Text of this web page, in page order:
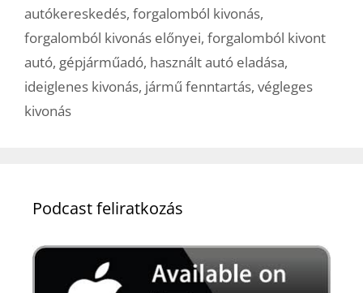
autókereskedés, forgalomból kivonás,
forgalomból kivonás előnyei, forgalomból kivont
autó, gépjárműadó, használt autó eladása,
ideiglenes kivonás, jármű fenntartás, végleges
kivonás
Podcast feliratkozás